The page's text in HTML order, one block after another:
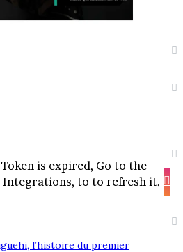
is expired, Go to the
Integrations, to to refresh it.
l’histoire du premier